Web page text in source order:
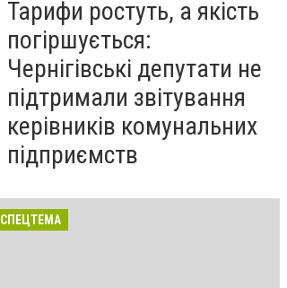
Тарифи ростуть, а якість
погіршується:
Чернігівські депутати не
підтримали звітування
керівників комунальних
підприємств
СПЕЦТЕМА